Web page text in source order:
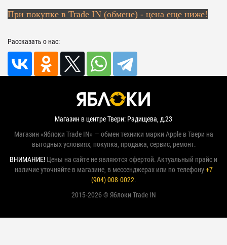
При покупке в Trade IN (обмене) - цена еще ниже!
Рассказать о нас:
Магазин в центре Твери: Радищева, д.23
Магазин «Яблоки Trade IN» — обмен техники марки Apple в Твери на
выгодных условиях, покупка, продажа, сервис, ремонт.
ВНИМАНИЕ! Цены на сайте не являются офертой. Актуальный прайс и
наличие уточняйте в магазине, в мессенджерах или по телефону+7
(904) 008-0022.
2015-2026 © Яблоки Trade IN